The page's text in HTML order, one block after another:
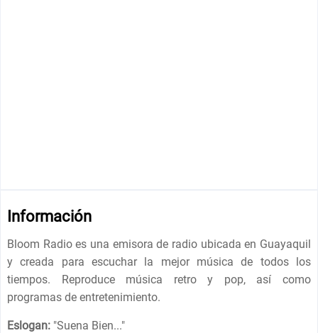
Información
Bloom Radio es una emisora de radio ubicada en Guayaquil
y creada para escuchar la mejor música de todos los
tiempos. Reproduce música retro y pop, así como
programas de entretenimiento.
Eslogan: "Suena Bien..."